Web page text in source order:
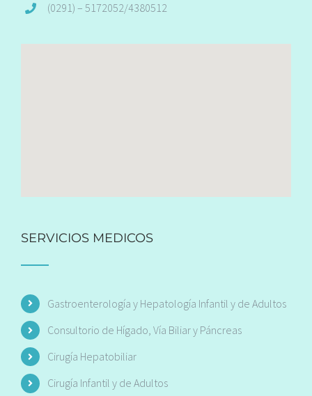
(0291) – 5172052/4380512
SERVICIOS MEDICOS
Gastroenterología y Hepatología Infantil y de Adultos
Consultorio de Hígado, Vía Biliar y Páncreas
Cirugía Hepatobiliar
Cirugía Infantil y de Adultos